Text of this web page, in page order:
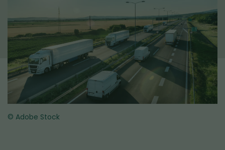
© Adobe Stock